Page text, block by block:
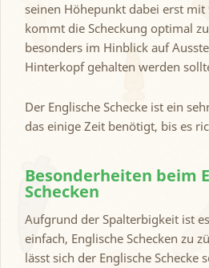
seinen Höhepunkt dabei erst mit
kommt die Scheckung optimal
besonders im Hinblick auf
Hinterkopf gehalten werden
Der Englische Schecke ist ein
das einige Zeit benötigt, bis es
Besonderheiten beim
Schecken
Aufgrund der Spalterbigkeit ist
einfach, Englische Schecken zu
lässt sich der Englische Schecke